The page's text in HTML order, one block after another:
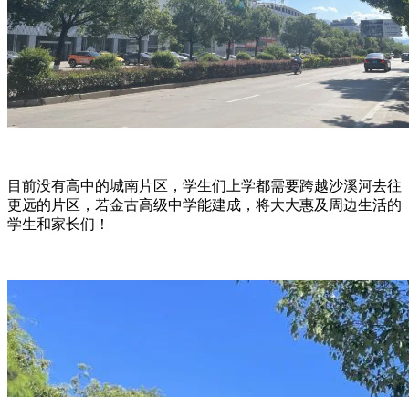
目前没有高中的城南片区，学生们上学都需要跨越沙溪河去往
更远的片区，若金古高级中学能建成，将大大惠及周边生活的
学生和家长们！